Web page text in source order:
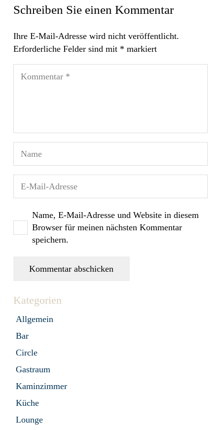
Schreiben Sie einen Kommentar
Ihre E-Mail-Adresse wird nicht veröffentlicht.
Erforderliche Felder sind mit * markiert
Name, E-Mail-Adresse und Website in diesem
Browser für meinen nächsten Kommentar
speichern.
Kommentar abschicken
Kategorien
Allgemein
Bar
Circle
Gastraum
Kaminzimmer
Küche
Lounge